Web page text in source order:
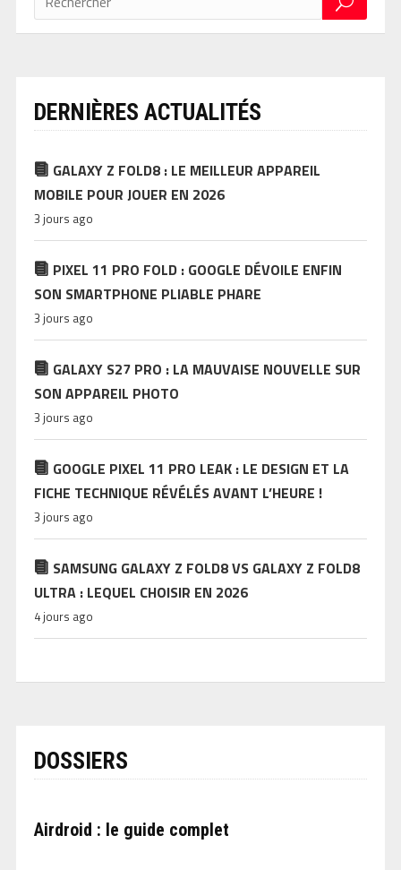
DERNIÈRES ACTUALITÉS
GALAXY Z FOLD8 : LE MEILLEUR APPAREIL
MOBILE POUR JOUER EN 2026
3 jours ago
PIXEL 11 PRO FOLD : GOOGLE DÉVOILE ENFIN
SON SMARTPHONE PLIABLE PHARE
3 jours ago
GALAXY S27 PRO : LA MAUVAISE NOUVELLE SUR
SON APPAREIL PHOTO
3 jours ago
GOOGLE PIXEL 11 PRO LEAK : LE DESIGN ET LA
FICHE TECHNIQUE RÉVÉLÉS AVANT L’HEURE !
3 jours ago
SAMSUNG GALAXY Z FOLD8 VS GALAXY Z FOLD8
ULTRA : LEQUEL CHOISIR EN 2026
4 jours ago
DOSSIERS
Airdroid : le guide complet